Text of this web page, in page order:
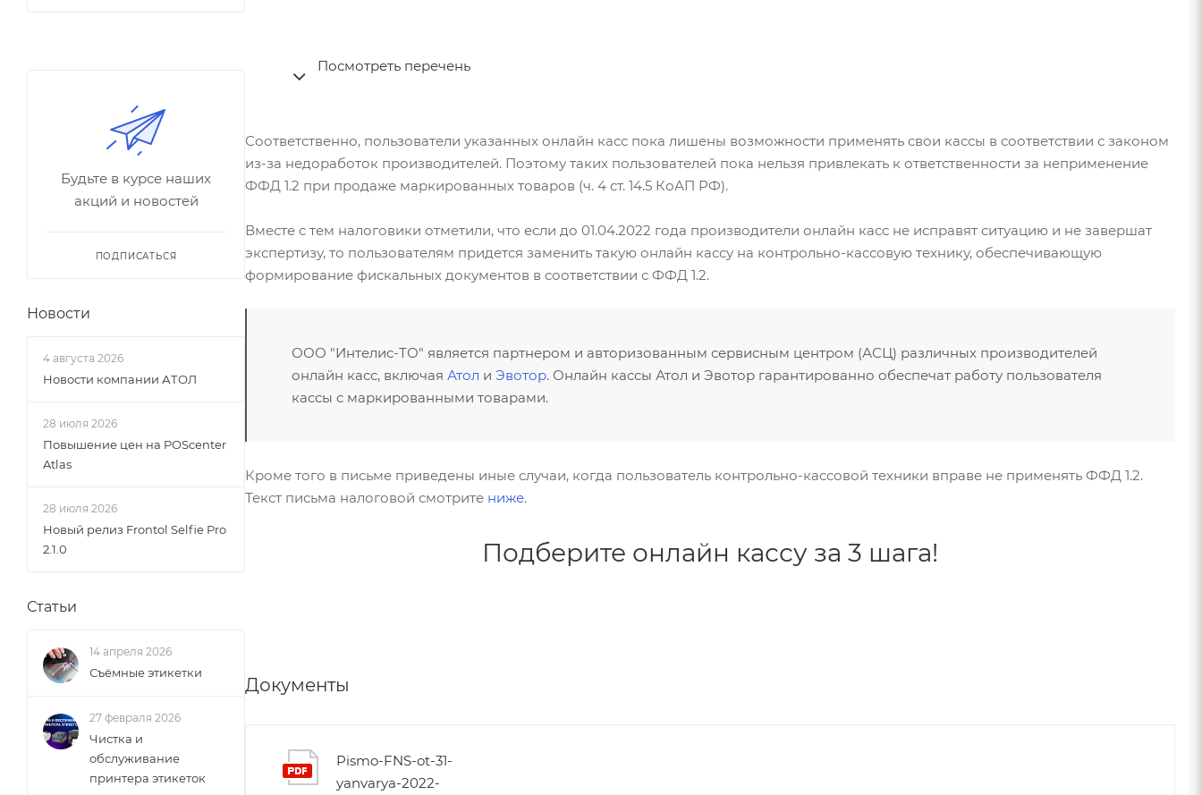
Посмотреть перечень
Соответственно, пользователи указанных онлайн касс пока лишены возможности применять свои кассы в соответствии с законом
из-за недоработок производителей. Поэтому таких пользователей пока нельзя привлекать к ответственности за неприменение
ФФД 1.2 при продаже маркированных товаров (ч. 4 ст. 14.5 КоАП РФ).
Вместе с тем налоговики отметили, что если до 01.04.2022 года производители онлайн касс не исправят ситуацию и не завершат
экспертизу, то пользователям придется заменить такую онлайн кассу на контрольно-кассовую технику, обеспечивающую
формирование фискальных документов в соответствии с ФФД 1.2.
ООО "Интелис-ТО" является партнером и авторизованным сервисным центром (АСЦ) различных производителей
онлайн касс, включая Атол и Эвотор. Онлайн кассы Атол и Эвотор гарантированно обеспечат работу пользователя
кассы с маркированными товарами.
Кроме того в письме приведены иные случаи, когда пользователь контрольно-кассовой техники вправе не применять ФФД 1.2.
Текст письма налоговой смотрите ниже.
Подберите онлайн кассу за 3 шага!
Документы
Pismo-FNS-ot-31-
yanvarya-2022-
Будьте в курсе наших
акций и новостей
ПОДПИСАТЬСЯ
Новости
4 августа 2026
Новости компании АТОЛ
28 июля 2026
Повышение цен на POScenter
Atlas
28 июля 2026
Новый релиз Frontol Selfie Pro
2.1.0
Статьи
14 апреля 2026
Съёмные этикетки
27 февраля 2026
Чистка и
обслуживание
принтера этикеток